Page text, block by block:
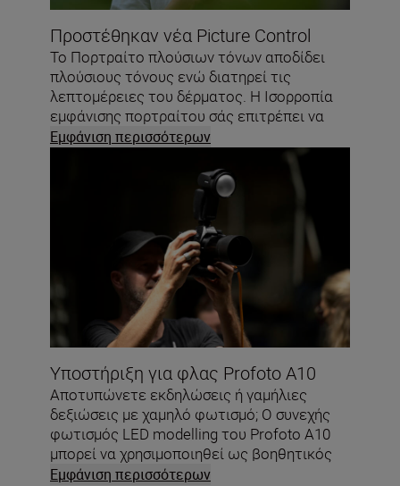
Προστέθηκαν νέα Picture Control
Το Πορτραίτο πλούσιων τόνων αποδίδει
πλούσιους τόνους ενώ διατηρεί τις
λεπτομέρειες του δέρματος. Η Ισορροπία
εμφάνισης πορτραίτου σάς επιτρέπει να
ρυθμίσετε ακριβώς την απόχρωση και τη
φωτεινότητα. Η Απαλότητα δέρματος
μαλακώνει την όψη του δέρματος ενώ
διατηρεί ευκρινή τα μάτια και τα μαλλιά.
Εμφάνιση περισσότερων
Υποστήριξη για φλας Profoto A10
Αποτυπώνετε εκδηλώσεις ή γαμήλιες
δεξιώσεις με χαμηλό φωτισμό; Ο συνεχής
φωτισμός LED modelling του Profoto A10
μπορεί να χρησιμοποιηθεί ως βοηθητικός
φωτισμός AF για να εξασφαλίζετε εικόνες
Εμφάνιση περισσότερων